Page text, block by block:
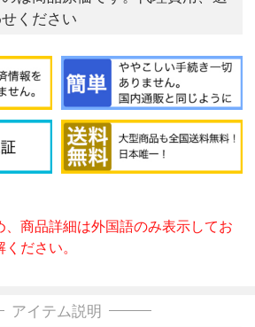
ください
、商品詳細は外国語のみ表示してお
ださい。
アイテム説明